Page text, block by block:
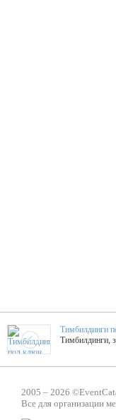
Тимбилдинги
Тимбилдинги,
ТОПовые
2005 – 2026 ©
Все для организации